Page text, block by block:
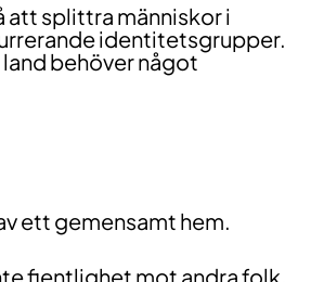
att splittra människor i
identitetsgrupper.
behöver något
ett gemensamt hem.
fientlighet mot andra folk.